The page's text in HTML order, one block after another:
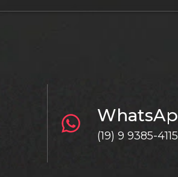
(19) 9 9385-4115